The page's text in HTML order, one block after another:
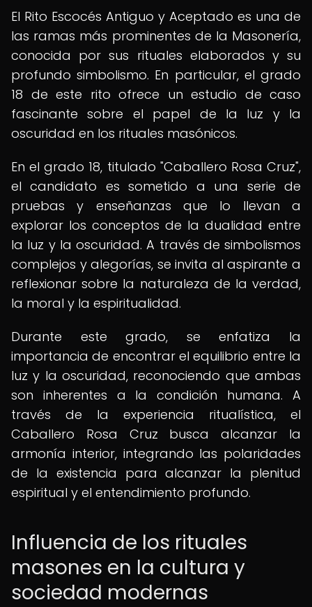
El Rito Escocés Antiguo y Aceptado es una de
las ramas más prominentes de la Masonería,
conocida por sus rituales elaborados y su
profundo simbolismo. En particular, el grado
18 de este rito ofrece un estudio de caso
fascinante sobre el papel de la luz y la
oscuridad en los rituales masónicos.
En el grado 18, titulado "Caballero Rosa Cruz",
el candidato es sometido a una serie de
pruebas y enseñanzas que lo llevan a
explorar los conceptos de la dualidad entre
la luz y la oscuridad. A través de simbolismos
complejos y alegorías, se invita al aspirante a
reflexionar sobre la naturaleza de la verdad,
la moral y la espiritualidad.
Durante este grado, se enfatiza la
importancia de encontrar el equilibrio entre la
luz y la oscuridad, reconociendo que ambas
son inherentes a la condición humana. A
través de la experiencia ritualística, el
Caballero Rosa Cruz busca alcanzar la
armonía interior, integrando las polaridades
de la existencia para alcanzar la plenitud
espiritual y el entendimiento profundo.
Influencia de los rituales
masones en la cultura y
sociedad modernas